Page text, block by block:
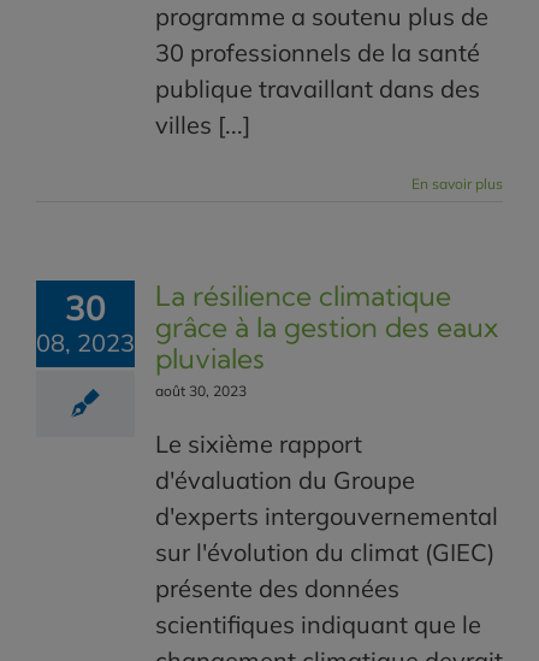
programme a soutenu plus de
30 professionnels de la santé
publique travaillant dans des
villes [...]
En savoir plus
30
08, 2023
La résilience climatique
grâce à la gestion des eaux
pluviales
août 30, 2023
Le sixième rapport
d'évaluation du Groupe
d'experts intergouvernemental
sur l'évolution du climat (GIEC)
présente des données
scientifiques indiquant que le